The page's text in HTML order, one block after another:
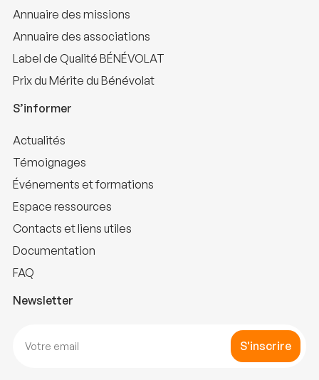
Annuaire des missions
Annuaire des associations
Label de Qualité BÉNÉVOLAT
Prix du Mérite du Bénévolat
S’informer
Actualités
Témoignages
Événements et formations
Espace ressources
Contacts et liens utiles
Documentation
FAQ
Newsletter
S'inscrire